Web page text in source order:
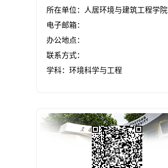
所在单位：人居环境与建筑工程学院
电子邮箱：
办公地点：
联系方式：
学科：环境科学与工程